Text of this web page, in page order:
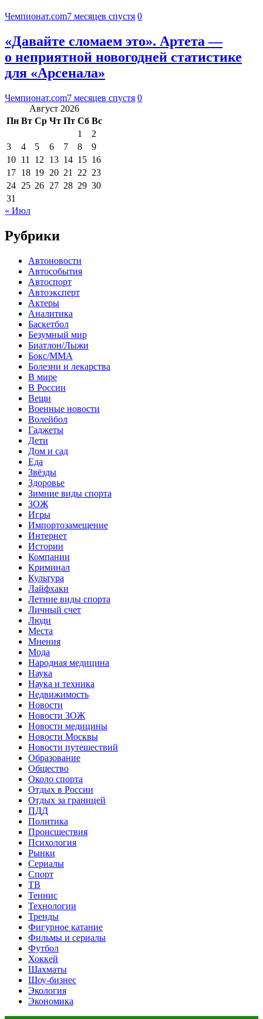
Чемпионат.com7 месяцев спустя 0
«Давайте сломаем это». Артета —
о неприятной новогодней статистике
для «Арсенала»
Чемпионат.com7 месяцев спустя 0
Август 2026
Пн Вт Ср Чт Пт Сб Вс
1
2
3
4 5 6 7 8
9
10 11 12 13 14 15 16
17 18 19 20 21 22 23
24 25 26 27 28 29 30
31
« Июл
Рубрики
Автоновости
Автособытия
Автоспорт
Автоэксперт
Актеры
Аналитика
Баскетбол
Безумный мир
Биатлон/Лыжи
Бокс/MMA
Болезни и лекарства
В мире
В России
Вещи
Военные новости
Волейбол
Гаджеты
Дети
Дом и сад
Еда
Звёзды
Здоровье
Зимние виды спорта
ЗОЖ
Игры
Импортозамещение
Интернет
Истории
Компании
Криминал
Культура
Лайфхаки
Летние виды спорта
Личный счет
Люди
Места
Мнения
Мода
Народная медицина
Наука
Наука и техника
Недвижимость
Новости
Новости ЗОЖ
Новости медицины
Новости Москвы
Новости путешествий
Образование
Общество
Около спорта
Отдых в России
Отдых за границей
ПДД
Политика
Происшествия
Психология
Рынки
Сериалы
Спорт
ТВ
Теннис
Технологии
Тренды
Фигурное катание
Фильмы и сериалы
Футбол
Хоккей
Шахматы
Шоу-бизнес
Экология
Экономика